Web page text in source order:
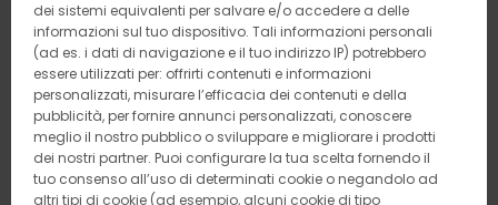
dei sistemi equivalenti per salvare e/o accedere a delle
informazioni sul tuo dispositivo. Tali informazioni personali
(ad es. i dati di navigazione e il tuo indirizzo IP) potrebbero
essere utilizzati per: offrirti contenuti e informazioni
personalizzati, misurare l’efficacia dei contenuti e della
pubblicità, per fornire annunci personalizzati, conoscere
meglio il nostro pubblico o sviluppare e migliorare i prodotti
dei nostri partner. Puoi configurare la tua scelta fornendo il
tuo consenso all’uso di determinati cookie o negandolo ad
altri tipi di cookie (ad esempio, alcuni cookie di tipo